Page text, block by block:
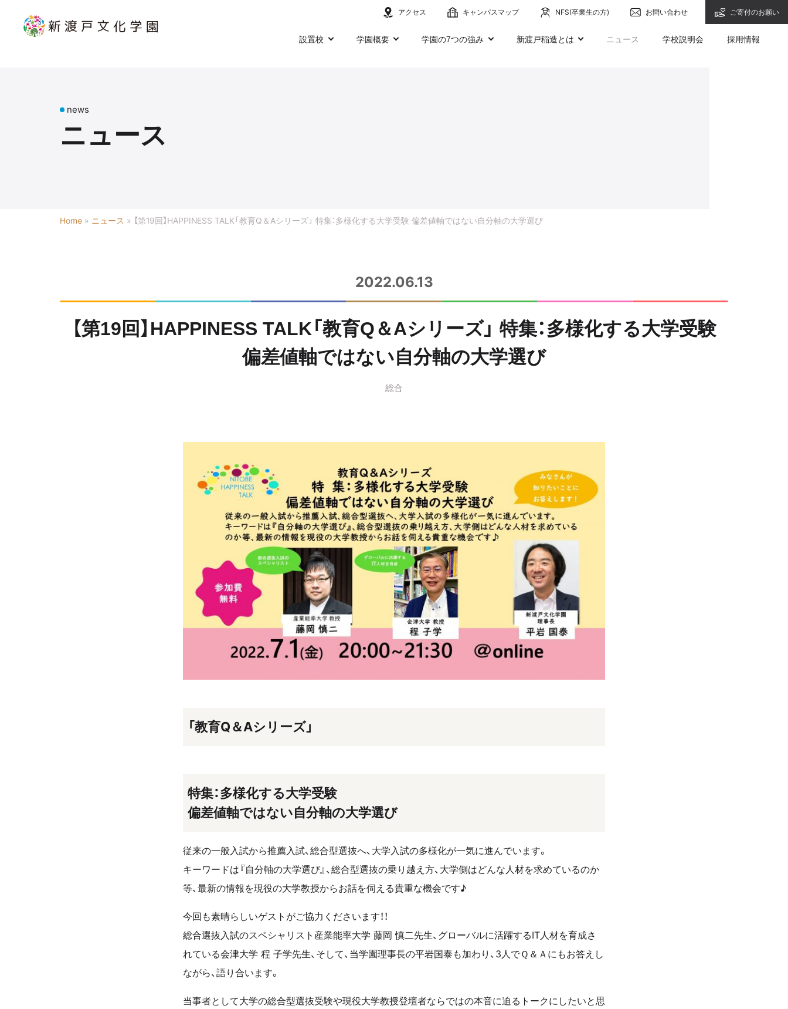
アクセス キャンパスマップ NFS(卒業生の方) お問い合わせ ご寄付のお願い
設置校 学園概要 学園の7つの強み 新渡戸稲造とは ニュース 学校説明会 採用情報
news
ニュース
Home » ニュース » 【第19回】HAPPINESS TALK「教育Q＆Aシリーズ」 特集：多様化する大学受験 偏差値軸ではない自分軸の大学選び
2022.06.13
【第19回】HAPPINESS TALK「教育Q＆Aシリーズ」 特集：多様化する大学受験
偏差値軸ではない自分軸の大学選び
総合
「教育Q＆Aシリーズ」
特集：多様化する大学受験
偏差値軸ではない自分軸の大学選び
従来の一般入試から推薦入試、総合型選抜へ、大学入試の多様化が一気に進んでいます。
キーワードは『自分軸の大学選び』、総合型選抜の乗り越え方、大学側はどんな人材を求めているのか
等、最新の情報を現役の大学教授からお話を伺える貴重な機会です♪
今回も素晴らしいゲストがご協力くださいます！！
総合選抜入試のスペシャリスト産業能率大学 藤岡 慎二先生、グローバルに活躍するIT人材を育成さ
れている会津大学 程 子学先生、そして、当学園理事長の平岩国泰も加わり、3人でＱ＆Ａにもお答えし
ながら、語り合います。
当事者として大学の総合型選抜受験や現役大学教授登壇者ならではの本音に迫るトークにしたいと思